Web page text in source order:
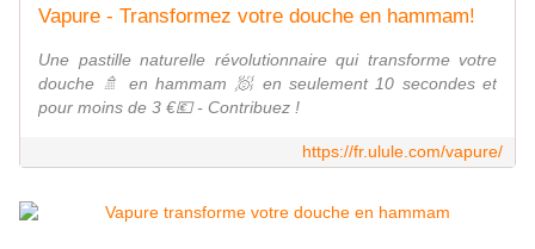
Vapure - Transformez votre douche en hammam!
Une pastille naturelle révolutionnaire qui transforme votre
douche 🚿 en hammam 🧖 en seulement 10 secondes et
pour moins de 3 €💶 - Contribuez !
https://fr.ulule.com/vapure/